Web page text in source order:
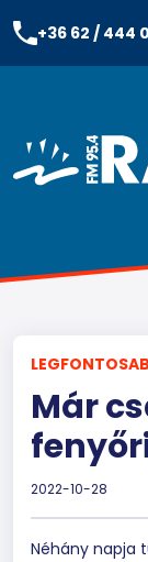
+36 62 / 444
Már
2022-10-28
Néhány napja